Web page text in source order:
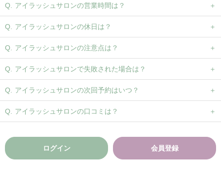
アイラッシュサロンの営業時間は？
アイラッシュサロンの休日は？
アイラッシュサロンの注意点は？
アイラッシュサロンで失敗された場合は？
アイラッシュサロンの次回予約はいつ？
アイラッシュサロンの口コミは？
ログイン 会員登録